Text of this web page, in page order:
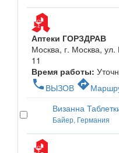
Аптеки ГОРЗДРАВ
Москва, г. Москва,
11
Время работы:
phone ВЫЗОВ directions
Визанна
Байер, Германия